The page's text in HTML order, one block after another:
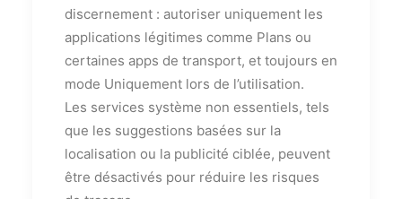
discernement : autoriser uniquement les
applications légitimes comme Plans ou
certaines apps de transport, et toujours en
mode Uniquement lors de l’utilisation.
Les services système non essentiels, tels
que les suggestions basées sur la
localisation ou la publicité ciblée, peuvent
être désactivés pour réduire les risques